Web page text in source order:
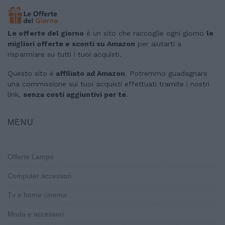
Le offerte del giorno è un sito che raccoglie ogni giorno le
migliori offerte e sconti su Amazon per aiutarti a
risparmiare su tutti i tuoi acquisti.
Questo sito è affiliato ad Amazon. Potremmo guadagnare
una commissione sui tuoi acquisti effettuati tramite i nostri
link, senza costi aggiuntivi per te.
MENU
Offerte Lampo
Computer accessori
Tv e home cinema
Moda e accessori